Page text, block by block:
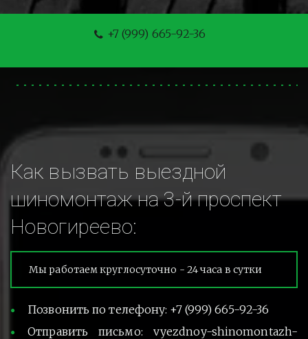
+7 (999) 665-92-36
Как вызвать выездной
шиномонтаж на 3-й проспект
Новогиреево:
Мы работаем круглосуточно - 24 часа в сутки
Позвонить по телефону: +7 (999) 665-92-36
Отправить письмо: vyezdnoy-shinomontazh-